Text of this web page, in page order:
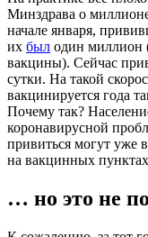
Минздрава о
начале января,
их был один миллион
вакцины). Сейчас
сутки. На такой
вакцинируется года
Почему так?
коронавирусной
привиться могут уже
на вакцинных
… но это не